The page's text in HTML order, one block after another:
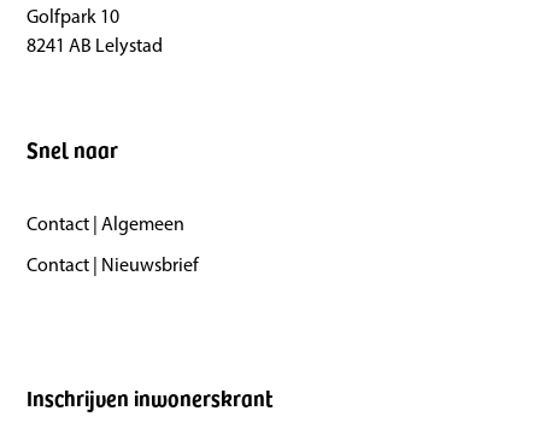
Golfpark 10
8241 AB Lelystad
Snel naar
Contact | Algemeen
Contact | Nieuwsbrief
Inschrijven inwonerskrant